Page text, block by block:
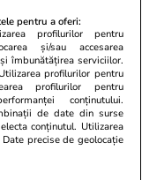
Redactia.ro
În
pentru a oferi:
profilurilor pentru
și/sau accesarea
îmbunătățirea serviciilor.
profilurilor pentru
profilurilor pentru
conținutului.
de date din surse
conținutul. Utilizarea
precise de geolocație